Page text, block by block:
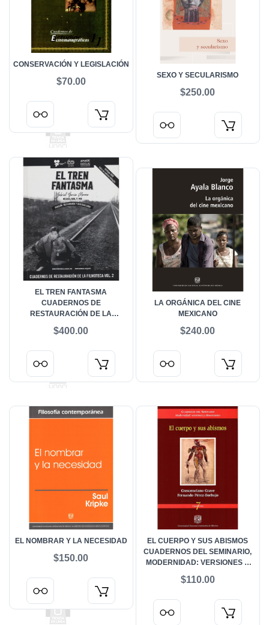
CONSERVACIÓN Y LEGISLACIÓN
$70.00
SEXO Y SECULARISMO
$250.00
EL TREN FANTASMA
CUADERNOS DE
RESTAURACIÓN DE LA
$400.00
LA ORGÁNICA DEL CINE
MEXICANO
$240.00
EL NOMBRAR Y LA NECESIDAD
$150.00
EL CUERPO Y SUS ABISMOS
CUADERNOS DEL SEMINARIO,
MODERNIDAD: VERSIONES Y
$110.00